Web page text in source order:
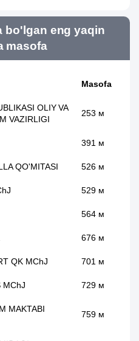
bo'lgan eng yaqin
masofa
Masofa
OLIY VA
VAZIRLIGI
253 м
391 м
QO'MITASI 526 м
529 м
564 м
676 м
QK MChJ 701 м
MChJ 729 м
MAKTABI
759 м